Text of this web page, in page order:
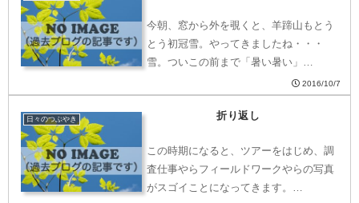
今朝、窓から外を覗くと、羊蹄山もとう
とう初冠雪。やってきましたね・・・
雪。ついこの前まで「暑い暑い」…
2016/10/7
日々のつぶやき 折り返し
この時期になると、ツアーをはじめ、調
査仕事やらフィールドワークやらの写真
がスゴイことになってきます。…